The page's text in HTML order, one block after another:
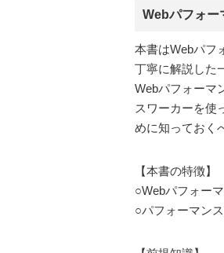
Webパフォー
本書はWebパフ
丁寧に解説した
Webパフォーマ
スワーカーを使
めに知っておく
【本書の特徴】
○Webパフォー
○パフォーマン